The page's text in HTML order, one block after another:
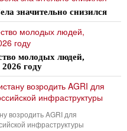
значительно снизился
молодых людей,
году
возродить AGRI для
инфраструктуры